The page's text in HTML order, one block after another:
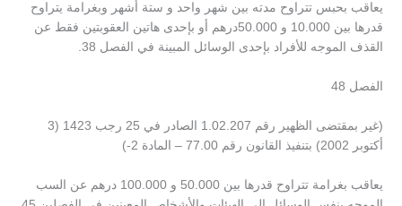
يعاقب بحبس تتراوح مدته بين شهر واحد و ستة أشهر وبغرامة يتراوح
قدرها بين 10.000 و 50.000درهم أو بإحدى هاتين العقوبتين فقط عن
القذف الموجه للأفراد بإحدى الوسائل المبينة في الفصل 38.
الفصل 48
(غير بمقتضى الظهير رقم 1.02.207 الصادر في 25 رجب 1423 (3
أكتوبر 2002) بتنفيذ القانون رقم 77.00 – المادة 2-)
يعاقب بغرامة تتراوح قدرها بين 50.000 و 100.000 درهم عن السب